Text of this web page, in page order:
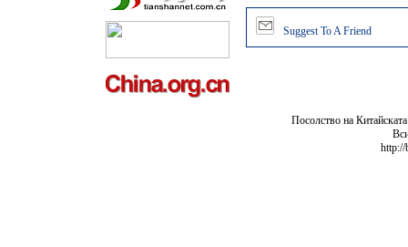
Suggest To A Friend
Посолство на
http://